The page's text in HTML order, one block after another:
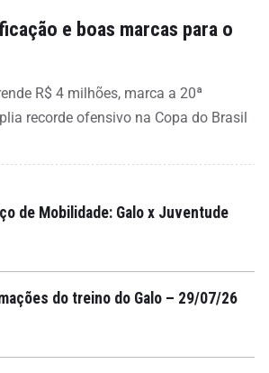
e boas marcas para o
R$ 4 milhões, marca a 20ª
recorde ofensivo na Copa do Brasil
de Mobilidade: Galo x Juventude
do treino do Galo – 29/07/26